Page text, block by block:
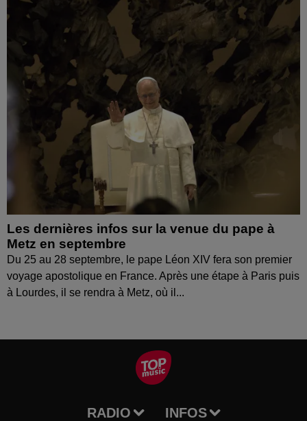
Les dernières infos sur la venue du pape à
Metz en septembre
Du 25 au 28 septembre, le pape Léon XIV fera son premier
voyage apostolique en France. Après une étape à Paris puis
à Lourdes, il se rendra à Metz, où il...
RADIO INFOS